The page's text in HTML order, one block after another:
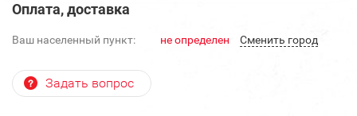
Оплата, доставка
Ваш населенный пункт: не определен Cменить город
Задать вопрос